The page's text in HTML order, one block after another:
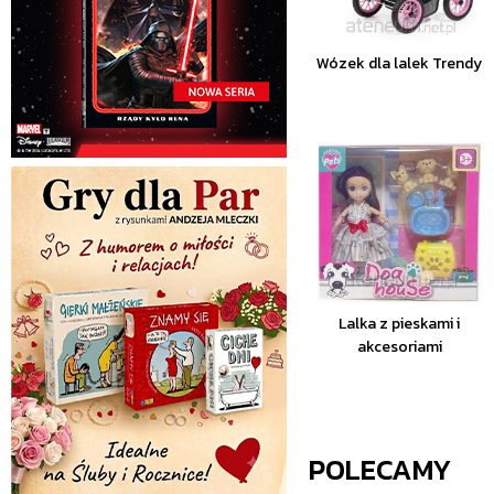
Wózek dla lalek Trendy
Lalka z pieskami i
akcesoriami
POLECAMY